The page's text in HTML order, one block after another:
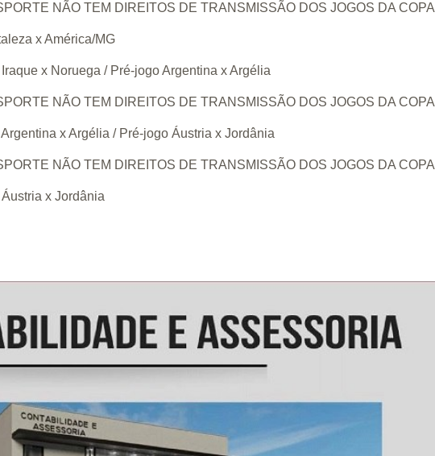
NÃO TEM DIREITOS DE TRANSMISSÃO DOS JOGOS DA COPA
x América/MG
x Noruega / Pré-jogo Argentina x Argélia
NÃO TEM DIREITOS DE TRANSMISSÃO DOS JOGOS DA COPA
x Argélia / Pré-jogo Áustria x Jordânia
NÃO TEM DIREITOS DE TRANSMISSÃO DOS JOGOS DA COPA
x Jordânia